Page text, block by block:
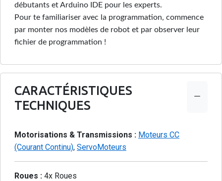
débutants et Arduino IDE pour les experts.
Pour te familiariser avec la programmation, commence
par monter nos modèles de robot et par observer leur
fichier de programmation !
CARACTÉRISTIQUES
TECHNIQUES
Motorisations & Transmissions : Moteurs CC
(Courant Continu), ServoMoteurs
Roues : 4x Roues